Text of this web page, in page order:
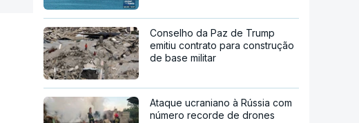
Conselho da Paz de Trump
emitiu contrato para construção
de base militar
Ataque ucraniano à Rússia com
número recorde de drones